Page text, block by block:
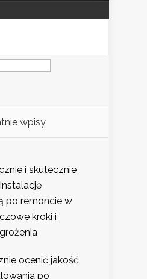
wpisy
i skutecznie
po remoncie w
kroki i
ocenić jakość
po